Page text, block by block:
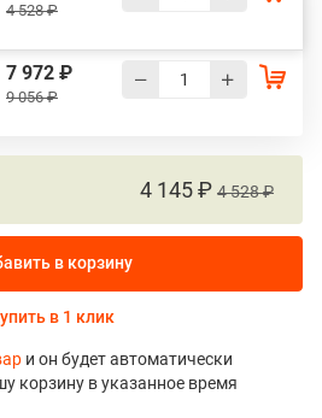
4 528 ₽
7 972 ₽
9 056 ₽
4 145 ₽ 4 528 ₽
в корзину
в 1 клик
и он будет автоматически
корзину в указанное время